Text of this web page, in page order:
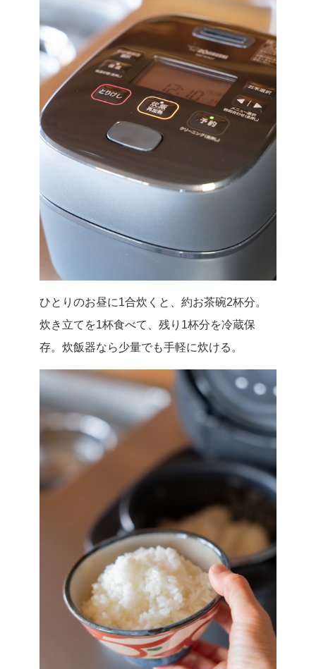
ひとりのお昼に1合炊くと、約お茶碗2杯分。
炊き立てを1杯食べて、残り1杯分を冷蔵保
存。炊飯器なら少量でも手軽に炊ける。